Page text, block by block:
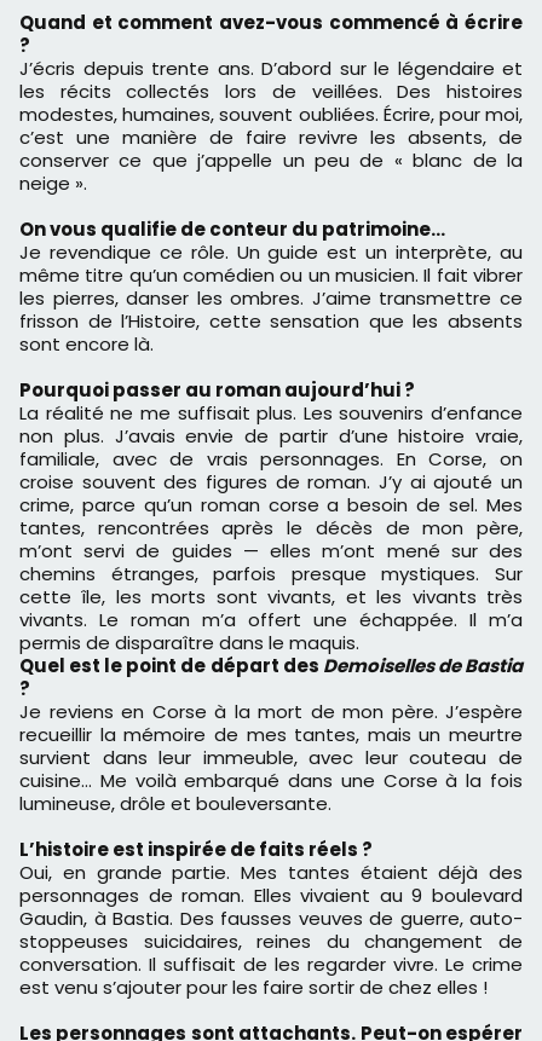
Quand et comment avez-vous commencé à écrire
?
J’écris depuis trente ans. D’abord sur le légendaire et
les récits collectés lors de veillées. Des histoires
modestes, humaines, souvent oubliées. Écrire, pour moi,
c’est une manière de faire revivre les absents, de
conserver ce que j’appelle un peu de « blanc de la
neige ».
On vous qualifie de conteur du patrimoine…
Je revendique ce rôle. Un guide est un interprète, au
même titre qu’un comédien ou un musicien. Il fait vibrer
les pierres, danser les ombres. J’aime transmettre ce
frisson de l’Histoire, cette sensation que les absents
sont encore là.
Pourquoi passer au roman aujourd’hui ?
La réalité ne me suffisait plus. Les souvenirs d’enfance
non plus. J’avais envie de partir d’une histoire vraie,
familiale, avec de vrais personnages. En Corse, on
croise souvent des figures de roman. J’y ai ajouté un
crime, parce qu’un roman corse a besoin de sel. Mes
tantes, rencontrées après le décès de mon père,
m’ont servi de guides — elles m’ont mené sur des
chemins étranges, parfois presque mystiques. Sur
cette île, les morts sont vivants, et les vivants très
vivants. Le roman m’a offert une échappée. Il m’a
permis de disparaître dans le maquis.
Quel est le point de départ des Demoiselles de Bastia
?
Je reviens en Corse à la mort de mon père. J’espère
recueillir la mémoire de mes tantes, mais un meurtre
survient dans leur immeuble, avec leur couteau de
cuisine… Me voilà embarqué dans une Corse à la fois
lumineuse, drôle et bouleversante.
L’histoire est inspirée de faits réels ?
Oui, en grande partie. Mes tantes étaient déjà des
personnages de roman. Elles vivaient au 9 boulevard
Gaudin, à Bastia. Des fausses veuves de guerre, auto-
stoppeuses suicidaires, reines du changement de
conversation. Il suffisait de les regarder vivre. Le crime
est venu s’ajouter pour les faire sortir de chez elles !
Les personnages sont attachants. Peut-on espérer